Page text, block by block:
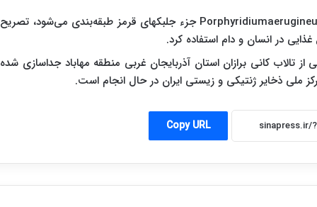
وی با بیان این که این جلبک با نام علمی Porphyridiumaerugineum جزء جلبکهای قرمز طبقه‌بندی می‌شود، تصریح
در انسان و دام استفاده کرد.
تالاب کانی برازان استان آذربایجان غربی منطقه مهاباد جداسازی شده
ملی ذخایر ژنتیکی و زیستی ایران در حال انجام است.
Copy URL